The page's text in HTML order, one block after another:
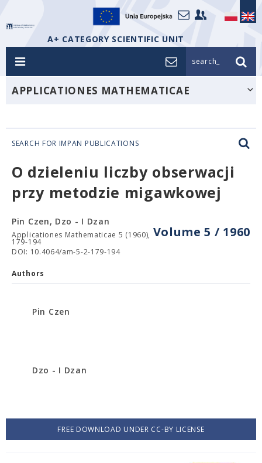
A+ CATEGORY SCIENTIFIC UNIT
search_
APPLICATIONES MATHEMATICAE
SEARCH FOR IMPAN PUBLICATIONS
O dzieleniu liczby obserwacji
przy metodzie migawkowej
Volume 5 / 1960
Pin Czen, Dzo - I Dzan
Applicationes Mathematicae 5 (1960),
179-194
DOI: 10.4064/am-5-2-179-194
Authors
Pin Czen
Dzo - I Dzan
FREE DOWNLOAD UNDER CC-BY LICENSE